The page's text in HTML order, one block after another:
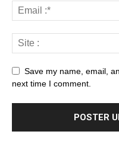
Save my name, email,
next time I comment.